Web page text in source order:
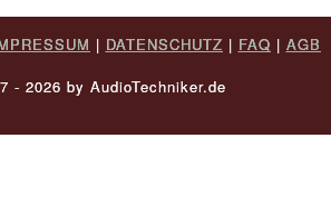
| DATENSCHUTZ | FAQ | AGB
- 2026 by AudioTechniker.de